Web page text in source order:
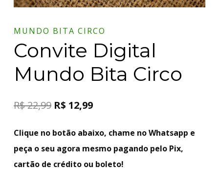
MUNDO BITA CIRCO
Convite Digital
Mundo Bita Circo
R$22,99 R$ 12,99
Clique no botão abaixo, chame no Whatsapp e
peça o seu agora mesmo pagando pelo Pix,
cartão de crédito ou boleto!